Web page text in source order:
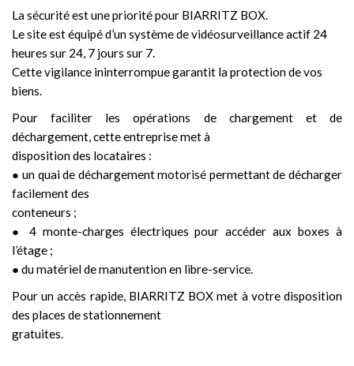
La sécurité est une priorité pour BIARRITZ BOX.
Le site est équipé d’un système de vidéosurveillance actif 24
heures sur 24, 7 jours sur 7.
Cette vigilance ininterrompue garantit la protection de vos
biens.
Pour faciliter les opérations de chargement et de
déchargement, cette entreprise met à
disposition des locataires :
● un quai de déchargement motorisé permettant de décharger
facilement des
conteneurs ;
● 4 monte-charges électriques pour accéder aux boxes à
l’étage ;
● du matériel de manutention en libre-service.
Pour un accès rapide, BIARRITZ BOX met à votre disposition
des places de stationnement
gratuites.